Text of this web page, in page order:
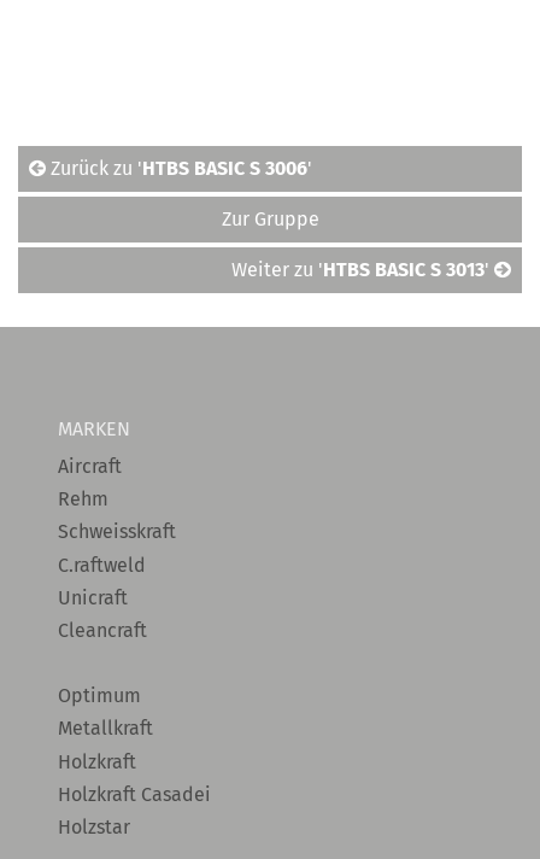
Zurück zu 'HTBS BASIC S 3006'
Zur Gruppe
Weiter zu 'HTBS BASIC S 3013'
MARKEN
Aircraft
Rehm
Schweisskraft
C.raftweld
Unicraft
Cleancraft
Optimum
Metallkraft
Holzkraft
Holzkraft Casadei
Holzstar